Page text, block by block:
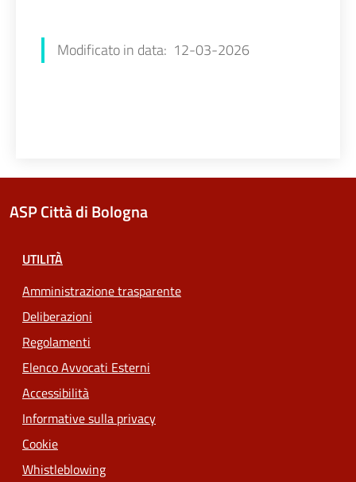
Modificato in data: 12-03-2026
ASP Città di Bologna
UTILITÀ
Amministrazione trasparente
Deliberazioni
Regolamenti
Elenco Avvocati Esterni
Accessibilità
Informative sulla privacy
Cookie
Whistleblowing